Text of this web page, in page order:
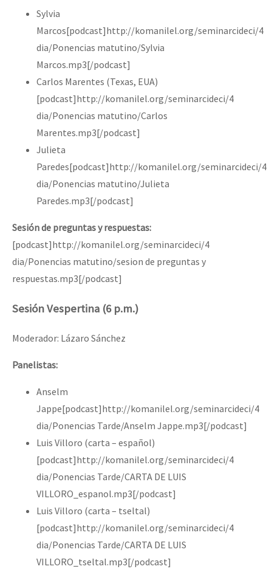
Sylvia
Marcos[podcast]http://komanilel.org/seminarcideci/4
dia/Ponencias matutino/Sylvia
Marcos.mp3[/podcast]
Carlos Marentes (Texas, EUA)
[podcast]http://komanilel.org/seminarcideci/4
dia/Ponencias matutino/Carlos
Marentes.mp3[/podcast]
Julieta
Paredes[podcast]http://komanilel.org/seminarcideci/4
dia/Ponencias matutino/Julieta
Paredes.mp3[/podcast]
Sesión de preguntas y respuestas:
[podcast]http://komanilel.org/seminarcideci/4
dia/Ponencias matutino/sesion de preguntas y
respuestas.mp3[/podcast]
Sesión Vespertina (6 p.m.)
Moderador: Lázaro Sánchez
Panelistas:
Anselm
Jappe[podcast]http://komanilel.org/seminarcideci/4
dia/Ponencias Tarde/Anselm Jappe.mp3[/podcast]
Luis Villoro (carta – español)
[podcast]http://komanilel.org/seminarcideci/4
dia/Ponencias Tarde/CARTA DE LUIS
VILLORO_espanol.mp3[/podcast]
Luis Villoro (carta – tseltal)
[podcast]http://komanilel.org/seminarcideci/4
dia/Ponencias Tarde/CARTA DE LUIS
VILLORO_tseltal.mp3[/podcast]